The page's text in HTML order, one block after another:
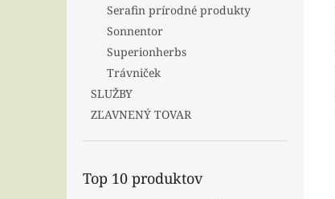
Serafin prírodné produkty
Sonnentor
Superionherbs
Trávniček
SLUŽBY
ZĽAVNENÝ TOVAR
Top 10 produktov